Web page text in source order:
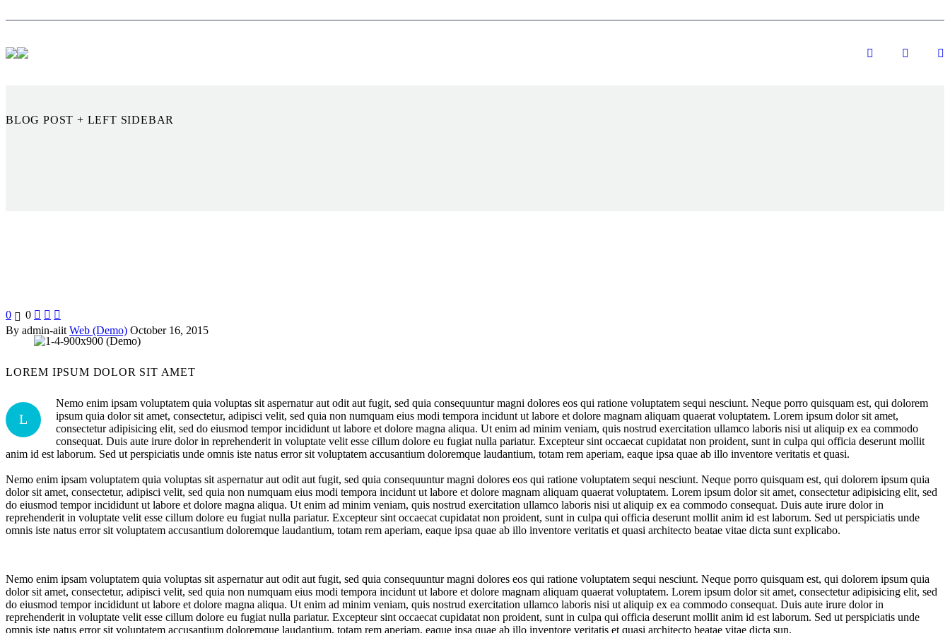
BLOG POST+ LEFT SIDEBAR
0 0   
By admin-aiit Web (Demo) October 16, 2015
LOREM IPSUM DOLOR SIT AMET
L
Nemo enim ipsam voluptatem quia voluptas sit aspernatur aut odit aut fugit, sed quia consequuntur magni dolores eos qui ratione voluptatem sequi nesciunt. Neque porro quisquam est, qui dolorem
ipsum quia dolor sit amet, consectetur, adipisci velit, sed quia non numquam eius modi tempora incidunt ut labore et dolore magnam aliquam quaerat voluptatem. Lorem ipsum dolor sit amet,
consectetur adipisicing elit, sed do eiusmod tempor incididunt ut labore et dolore magna aliqua. Ut enim ad minim veniam, quis nostrud exercitation ullamco laboris nisi ut aliquip ex ea commodo
consequat. Duis aute irure dolor in reprehenderit in voluptate velit esse cillum dolore eu fugiat nulla pariatur. Excepteur sint occaecat cupidatat non proident, sunt in culpa qui officia deserunt mollit
anim id est laborum. Sed ut perspiciatis unde omnis iste natus error sit voluptatem accusantium doloremque laudantium, totam rem aperiam, eaque ipsa quae ab illo inventore veritatis et quasi.
Nemo enim ipsam voluptatem quia voluptas sit aspernatur aut odit aut fugit, sed quia consequuntur magni dolores eos qui ratione voluptatem sequi nesciunt. Neque porro quisquam est, qui dolorem ipsum quia
dolor sit amet, consectetur, adipisci velit, sed quia non numquam eius modi tempora incidunt ut labore et dolore magnam aliquam quaerat voluptatem. Lorem ipsum dolor sit amet, consectetur adipisicing elit, sed
do eiusmod tempor incididunt ut labore et dolore magna aliqua. Ut enim ad minim veniam, quis nostrud exercitation ullamco laboris nisi ut aliquip ex ea commodo consequat. Duis aute irure dolor in
reprehenderit in voluptate velit esse cillum dolore eu fugiat nulla pariatur. Excepteur sint occaecat cupidatat non proident, sunt in culpa qui officia deserunt mollit anim id est laborum. Sed ut perspiciatis unde
omnis iste natus error sit voluptatem accusantium doloremque laudantium, totam rem aperiam, eaque ipsa quae ab illo inventore veritatis et quasi architecto beatae vitae dicta sunt explicabo.
Nemo enim ipsam voluptatem quia voluptas sit aspernatur aut odit aut fugit, sed quia consequuntur magni dolores eos qui ratione voluptatem sequi nesciunt. Neque porro quisquam est, qui dolorem ipsum quia
dolor sit amet, consectetur, adipisci velit, sed quia non numquam eius modi tempora incidunt ut labore et dolore magnam aliquam quaerat voluptatem. Lorem ipsum dolor sit amet, consectetur adipisicing elit, sed
do eiusmod tempor incididunt ut labore et dolore magna aliqua. Ut enim ad minim veniam, quis nostrud exercitation ullamco laboris nisi ut aliquip ex ea commodo consequat. Duis aute irure dolor in
reprehenderit in voluptate velit esse cillum dolore eu fugiat nulla pariatur. Excepteur sint occaecat cupidatat non proident, sunt in culpa qui officia deserunt mollit anim id est laborum. Sed ut perspiciatis unde
omnis iste natus error sit voluptatem accusantium doloremque laudantium, totam rem aperiam, eaque ipsa quae ab illo inventore veritatis et quasi architecto beatae vitae dicta sun.